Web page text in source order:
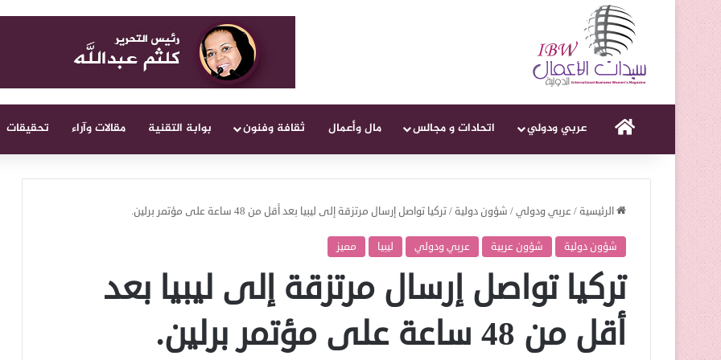
الرئيسيةعربي ودولي اتحادات و مجالس مال وأعمال ثقافة وفنون بوابة التقنية مقالات وآراء تحقيقات
الرئيسية/ عربي ودولي/ شؤون دولية/تركيا تواصل إرسال مرتزقة إلى ليبيا بعد أقل من 48 ساعة على مؤتمر برلين.
شؤون دولية شؤون عربية عربي ودولي ليبيا مميز
تركيا تواصل إرسال مرتزقة إلى ليبيا بعد
أقل من 48 ساعة على مؤتمر برلين.